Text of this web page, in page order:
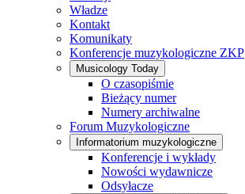
Władze
Kontakt
Komunikaty
Konferencje muzykologiczne ZKP
Musicology Today
O czasopiśmie
Bieżący numer
Numery archiwalne
Forum Muzykologiczne
Informatorium muzykologiczne
Konferencje i wykłady
Nowości wydawnicze
Odsyłacze